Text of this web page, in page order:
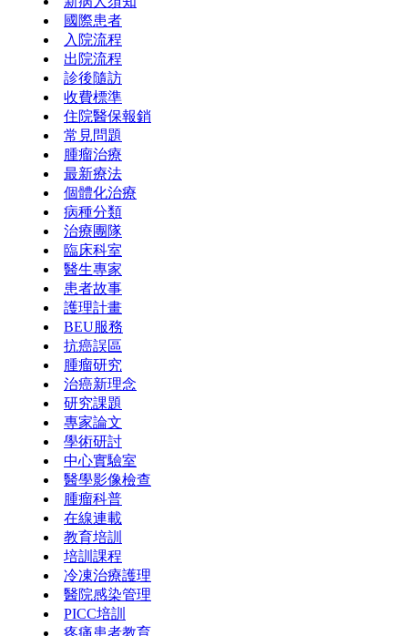
國際患者
入院流程
出院流程
診後隨訪
收費標準
住院醫保報銷
常見問題
腫瘤治療
最新療法
個體化治療
病種分類
治療團隊
臨床科室
醫生專家
患者故事
護理計畫
BEU服務
抗癌誤區
腫瘤研究
治癌新理念
研究課題
專家論文
學術研討
中心實驗室
醫學影像檢查
腫瘤科普
在線連載
教育培訓
培訓課程
冷凍治療護理
醫院感染管理
PICC培訓
疼痛患者教育